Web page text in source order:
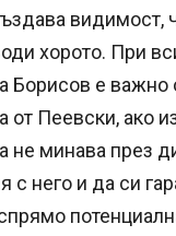
видимост,
хорото. При
Борисов е важно
от Пеевски, ако
не минава през
с него и да си